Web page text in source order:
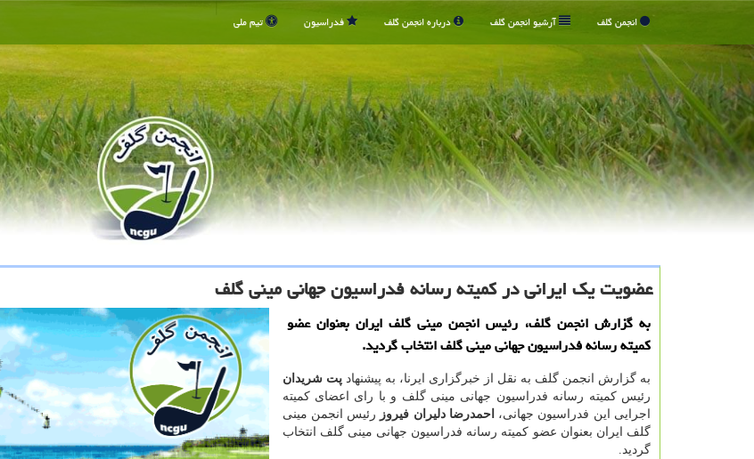
انجمن گلف آرشیو انجمن گلف درباره انجمن گلف فدراسیون تیم ملی
عضویت یک ایرانی در کمیته رسانه فدراسیون جهانی مینی گلف
به گزارش انجمن گلف، رئیس انجمن مینی گلف ایران بعنوان عضو
کمیته رسانه فدراسیون جهانی مینی گلف انتخاب گردید.
به گزارش انجمن گلف به نقل از خبرگزاری ایرنا، به پیشنهادپت شریدان
رئیس کمیته رسانه فدراسیون جهانی مینی گلف و با رای اعضای کمیته
اجرایی این فدراسیون جهانی، احمدرضا دلیران فیروز رئیس انجمن مینی
گلف ایران بعنوان عضو کمیته رسانه فدراسیون جهانی مینی گلف انتخاب
گردید.